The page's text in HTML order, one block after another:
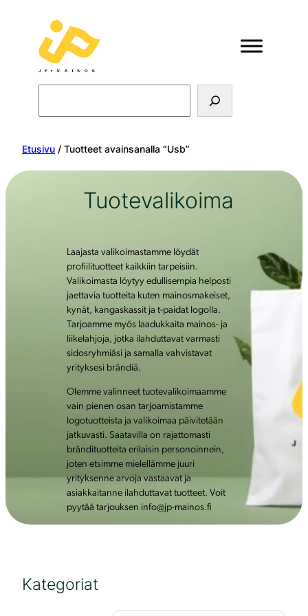
Etusivu / Tuotteet avainsanalla “Usb”
Tuotevalikoima
Laajasta valikoimastamme löydät
profiilituotteet kaikkiin tarpeisiin.
Valikoimasta löytyy edullisempia helposti
jaettavia tuotteita kuten mainosmakeiset,
kynät, kangaskassit ja t-paidat logolla.
Tarjoamme myös laadukkaita mainos- ja
liikelahjoja, jotka ilahduttavat varmasti
sidosryhmiäsi ja samalla vahvistavat
yrityksesi brändiä.
Olemme valinneet tuotevalikoimaamme
vain pienen osan tarjoamistamme
logotuotteista ja valikoimaa päivitetään
jatkuvasti. Saatavilla on rajattomasti
brändituotteita erilaisin personoinnein,
joten etsimme mielellämme juuri
yrityksenne arvoja vastaavat ja
asiakkaitanne ilahduttavat tuotteet. Voit
pyytää tarjouksen info@jp-mainos.fi
Kategoriat